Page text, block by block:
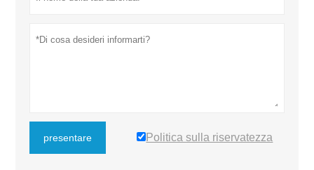
presentare Politica sulla riservatezza